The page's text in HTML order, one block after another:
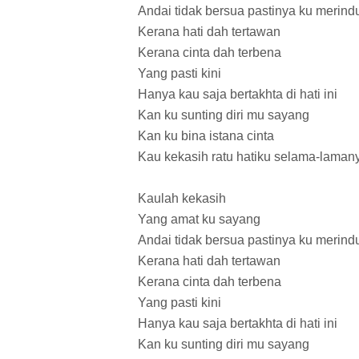
Andai tidak bersua pastinya ku
Kerana hati dah tertawan
Kerana cinta dah terbena
Yang pasti kini
Hanya kau saja bertakhta di hati ini
Kan ku sunting diri mu sayang
Kan ku bina istana cinta
Kau kekasih ratu hatiku selama-
Kaulah kekasih
Yang amat ku sayang
Andai tidak bersua pastinya ku
Kerana hati dah tertawan
Kerana cinta dah terbena
Yang pasti kini
Hanya kau saja bertakhta di hati ini
Kan ku sunting diri mu sayang